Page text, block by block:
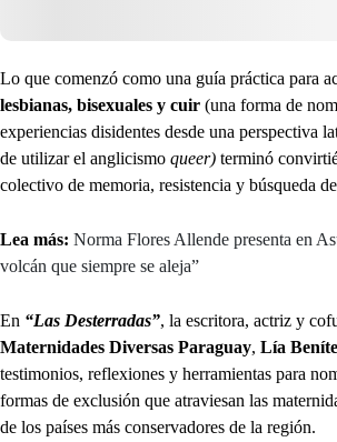
Lo que comenzó como una guía práctica para
lesbianas, bisexuales y cuir (una forma de
experiencias disidentes desde una perspectiva
de utilizar el anglicismo queer) terminó
colectivo de memoria, resistencia y búsqueda
Lea más: Norma Flores Allende presenta en
volcán que siempre se aleja”
En “Las Desterradas”, la escritora, actriz y
Maternidades Diversas Paraguay, Lía
testimonios, reflexiones y herramientas para
formas de exclusión que atraviesan las
de los países más conservadores de la región.